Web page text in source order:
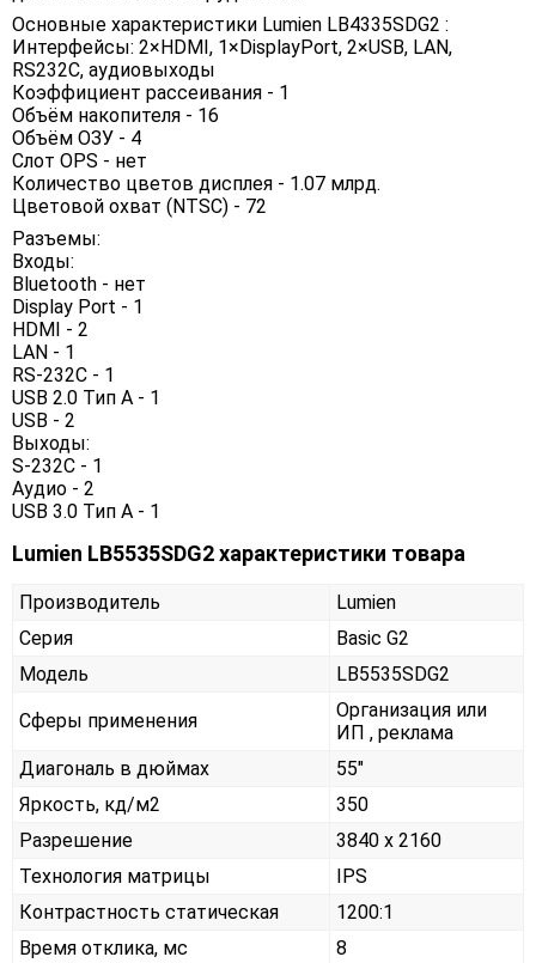
Основные характеристики Lumien LB4335SDG2 :
Интерфейсы: 2×HDMI, 1×DisplayPort, 2×USB, LAN,
RS232C, аудиовыходы
Коэффициент рассеивания - 1
Объём накопителя - 16
Объём ОЗУ - 4
Слот OPS - нет
Количество цветов дисплея - 1.07 млрд.
Цветовой охват (NTSC) - 72
Разъемы:
Входы:
Bluetooth - нет
Display Port - 1
HDMI - 2
LAN - 1
RS-232C - 1
USB 2.0 Тип А - 1
USB - 2
Выходы:
S-232C - 1
Аудио - 2
USB 3.0 Тип А - 1
Lumien LB5535SDG2 характеристики товара
Производитель
Lumien
Серия
Basic G2
Модель
LB5535SDG2
Сферы применения
Организация или
ИП , реклама
Диагональ в дюймах
55"
Яркость, кд/м2
350
Разрешение
3840 x 2160
Технология матрицы
IPS
Контрастность статическая
1200:1
Время отклика, мс
8